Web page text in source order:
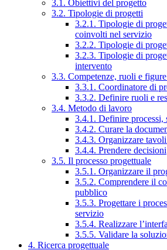
3.1. Obiettivi del progetto
3.2. Tipologie di progetti
3.2.1. Tipologie di
coinvolti nel servizio
3.2.2. Tipologie di
3.2.3. Tipologie di
intervento
3.3. Competenze, ruoli e
3.3.1. Coordinatore di
3.3.2. Definire ruoli e
3.4. Metodo di lavoro
3.4.1. Definire processi,
3.4.2. Curare la
3.4.3. Organizzare
3.4.4. Prendere decisioni
3.5. Il processo progettuale
3.5.1. Organizzare il
3.5.2. Comprendere il
pubblico
3.5.3. Progettare i
servizio
3.5.4. Realizzare
3.5.5. Validare la
4. Ricerca progettuale